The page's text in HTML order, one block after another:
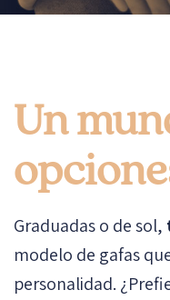
Un
Graduadas o de sol,
modelo de gafas
personalidad.